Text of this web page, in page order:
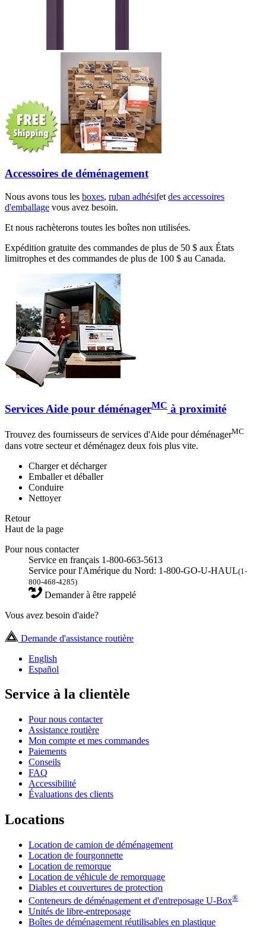
Accessoires de déménagement
Nous avons tous les boxes, ruban adhésifet des accessoires
d'emballage vous avez besoin.
Et nous rachèterons toutes les boîtes non utilisées.
Expédition gratuite des commandes de plus de 50 $ aux États
limitrophes et des commandes de plus de 100 $ au Canada.
Services Aide pour déménagerMC à proximité
Trouvez des fournisseurs de services d'Aide pour déménagerMC
dans votre secteur et déménagez deux fois plus vite.
Charger et décharger
Emballer et déballer
Conduire
Nettoyer
Retour
Haut de la page
Pour nous contacter
Service en français 1-800-663-5613
Service pour l'Amérique du Nord: 1-800-GO-U-HAUL(1-
800-468-4285)
Demander à être rappelé
Vous avez besoin d'aide?
Demande d'assistance routière
English
Español
Service à la clientèle
Pour nous contacter
Assistance routière
Mon compte et mes commandes
Paiements
Conseils
FAQ
Accessibilité
Évaluations des clients
Locations
Location de camion de déménagement
Location de fourgonnette
Location de remorque
Location de véhicule de remorquage
Diables et couvertures de protection
Conteneurs de déménagement et d'entreposage U-Box®
Unités de libre-entreposage
Boîtes de déménagement réutilisables en plastique